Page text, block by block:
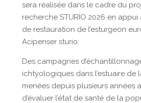
sera réalisée dans le cadre du
recherche STURIO 2026 en
de restauration de l’esturgeon
Acipenser sturio.
Des campagnes
ichtyologiques dans l’estuaire de
menées depuis plusieurs années
d’évaluer l’état de santé de la